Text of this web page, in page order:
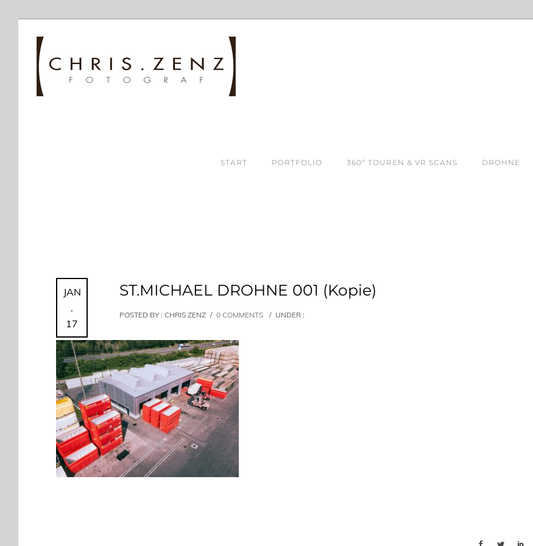
START PORTFOLIO 360º TOUREN & VR SCANS DROHNE
JAN
.
17
ST.MICHAEL DROHNE 001 (Kopie)
POSTED BY : CHRIS ZENZ / 0 COMMENTS / UNDER :